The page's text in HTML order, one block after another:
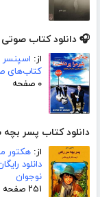
🎧 دانلود کتاب
از:
کتاب‌های
۰ صفحه
دانلود کتاب پسر
از: هکتور
دانلود
نوجوان
۲۵۱ صفحه